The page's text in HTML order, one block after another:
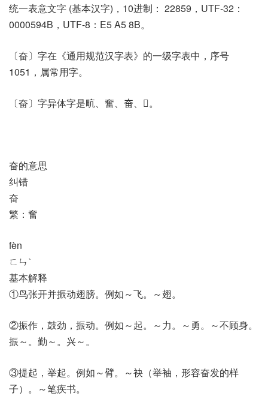
统一表意文字 (基本汉字)，10进制： 22859，UTF-32：
0000594B，UTF-8：E5 A5 8B。
〔奋〕字在《通用规范汉字表》的一级字表中，序号
1051，属常用字。
〔奋〕字异体字是㽘、奮、𡘊、𥂙。
奋的意思
纠错
奋
繁：奮
fèn
ㄈㄣˋ
基本解释
①鸟张开并振动翅膀。例如～飞。～翅。
②振作，鼓劲，振动。例如～起。～力。～勇。～不顾身。
振～。勤～。兴～。
③提起，举起。例如～臂。～袂（举袖，形容奋发的样
子）。～笔疾书。